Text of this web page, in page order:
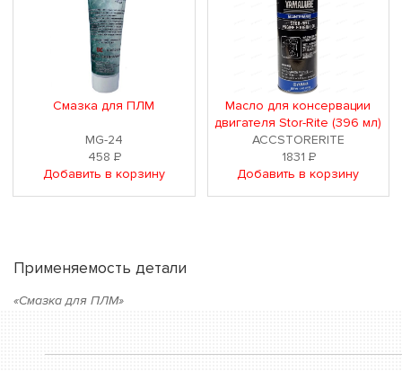
Смазка для ПЛМ
MG-24
458Р
Добавить в корзину
Масло для консервации
двигателя Stor-Rite (396 мл)
ACCSTORERITE
1831Р
Добавить в корзину
Применяемость детали
«Смазка для ПЛМ»